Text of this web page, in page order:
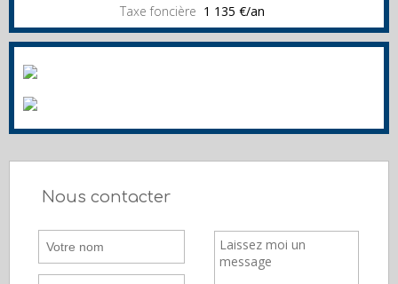
Taxe foncière 1 135 €/an
Nous contacter